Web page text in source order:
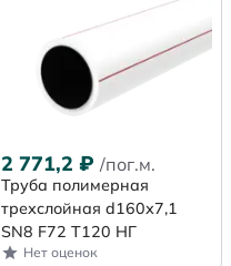
2 771,2 ₽ /пог.м.
Труба полимерная
трехслойная d160х7,1
SN8 F72 Т120 НГ
Нет оценок